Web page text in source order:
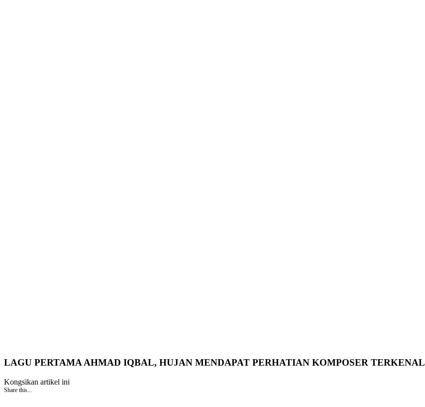
LAGU PERTAMA AHMAD IQBAL, HUJAN MENDAPAT PERHATIAN KOMPOSER TERKENAL
Kongsikan artikel ini
Share this...